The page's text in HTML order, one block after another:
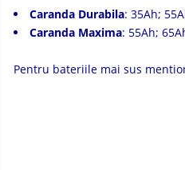
Caranda Durabila: 35Ah;
Caranda Maxima: 55Ah;
Pentru bateriile mai sus